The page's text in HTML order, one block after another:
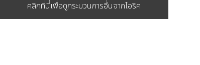
คลิกที่นี่เพื่อดูกระบวนการอื่นจากไอริค